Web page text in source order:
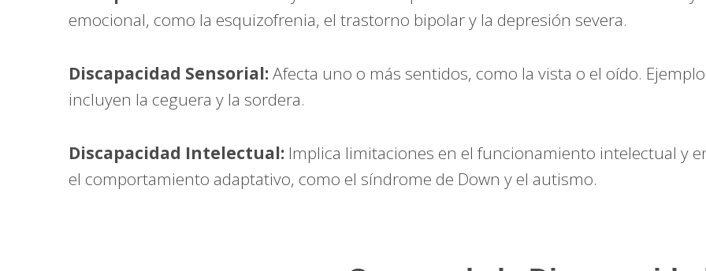
emocional, como la esquizofrenia, el trastorno bipolar y la depresión severa.
Discapacidad Sensorial:Afecta uno o más sentidos, como la vista o el oído.
incluyen la ceguera y la sordera.
Discapacidad Intelectual: Implica limitaciones en el funcionamiento intelectual y
el comportamiento adaptativo, como el síndrome de Down y el autismo.